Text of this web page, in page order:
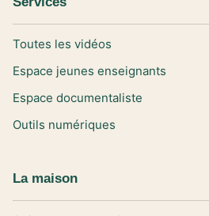
Toutes les vidéos
Espace jeunes enseignants
Espace documentaliste
Outils numériques
La maison